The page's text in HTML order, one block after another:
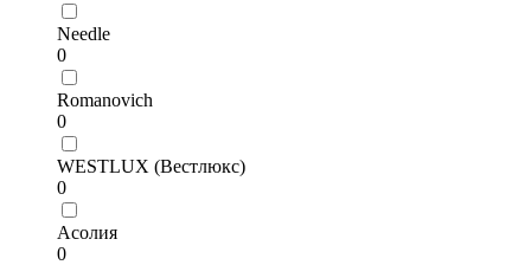
Needle
0
Romanovich
0
WESTLUX (Вестлюкс)
0
Асолия
0